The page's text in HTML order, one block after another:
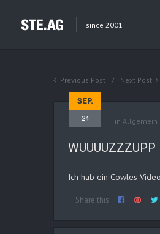
since 2001
Previous Post Next Post
SEP.
24 in Allgemein
WUUUUZZZUPP
Ich hab ein Cowles
Share this: